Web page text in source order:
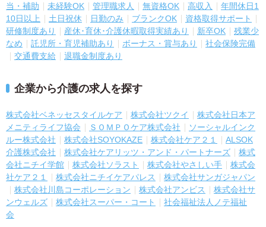
当・補助
未経験OK 管理職求人 無資格OK 高収入
年間休日1
10日以上
土日祝休 日勤のみ ブランクOK
資格取得サポート
研修制度あり
産休･育休･介護休暇取得実績あり 新卒OK
残業少
なめ
託児所・育児補助あり ボーナス・賞与あり
社会保険完備
交通費支給
退職金制度あり
企業から介護の求人を探す
株式会社ベネッセスタイルケア 株式会社ツクイ
株式会社日本ア
メニティライフ協会
ＳＯＭＰＯケア株式会社
ソーシャルインク
ルー株式会社
株式会社SOYOKAZE 株式会社ケア２１
ALSOK
介護株式会社
株式会社ケアリッツ・アンド・パートナーズ
株式
会社ニチイ学館
株式会社ソラスト 株式会社やさしい手
株式会
社ケア２１
株式会社ニチイケアパレス
株式会社サンガジャパン
株式会社川島コーポレーション
株式会社アンビス
株式会社サ
ンウェルズ
株式会社スーパー・コート
社会福祉法人ノテ福祉
会